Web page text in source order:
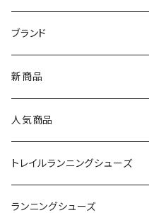
ブランド
asics（アシックス）
On（オン）
YONEX（ヨネックス）
adidas（アディダス）
新商品
人気商品
トレイルランニングシューズ
On
ランニングシューズ